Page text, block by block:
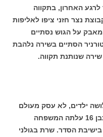
האחרון, בתקווה
נצר חזני ציפו לאליפות
על הגוש נסתיים
הסתיים בשירה נלהבת
שנותנת תקווה.
ואב לשלושה ילדים, לא עסק מעולם
בקולנוע. הוא נולד במנהטן. בהיותו כבן 16 עלתה המשפחה
הסדר. שרת בגולני